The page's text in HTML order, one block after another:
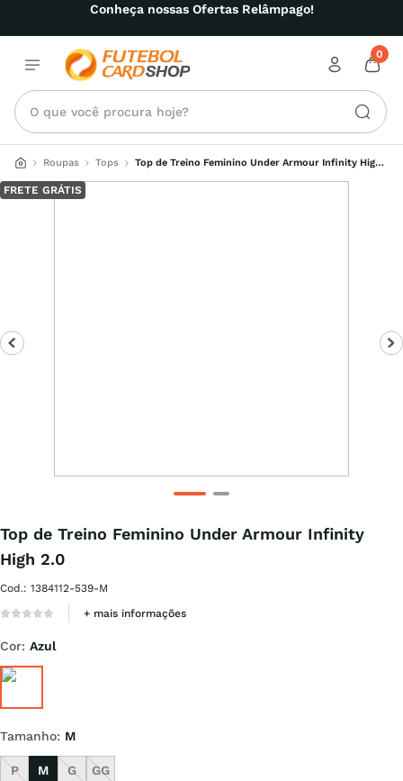
Conheça nossas Ofertas Relâmpago!
0
O que você procura hoje?
Roupas Tops
Top de Treino Feminino Under Armour Infinity High
FRETE GRÁTIS
Top de Treino Feminino Under Armour Infinity
High 2.0
Cod.: 1384112-539-M
+ mais informações
Cor: Azul
Tamanho: M
P M G GG